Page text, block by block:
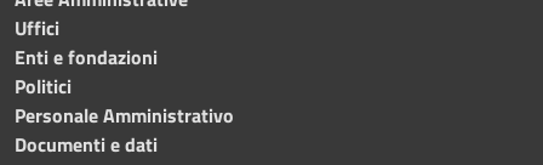
Uffici
Enti e fondazioni
Politici
Personale Amministrativo
Documenti e dati